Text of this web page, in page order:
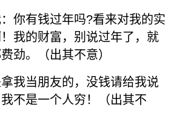
你有钱过年吗?看来对我的实
我的财富，别说过年了，就
劲。（出其不意）
我当朋友的，没钱请给我说
不是一个人穷！（出其不